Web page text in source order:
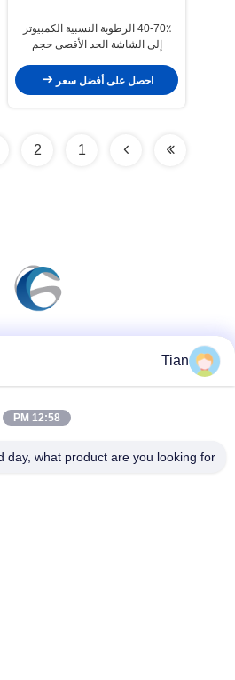
40-70٪ الرطوبة النسبية الكمبيوتر
إلى الشاشة الحد الأقصى حجم
احصل على أفضل سعر
1
2
Tian
12:58 PM
day, what product are you looking for?